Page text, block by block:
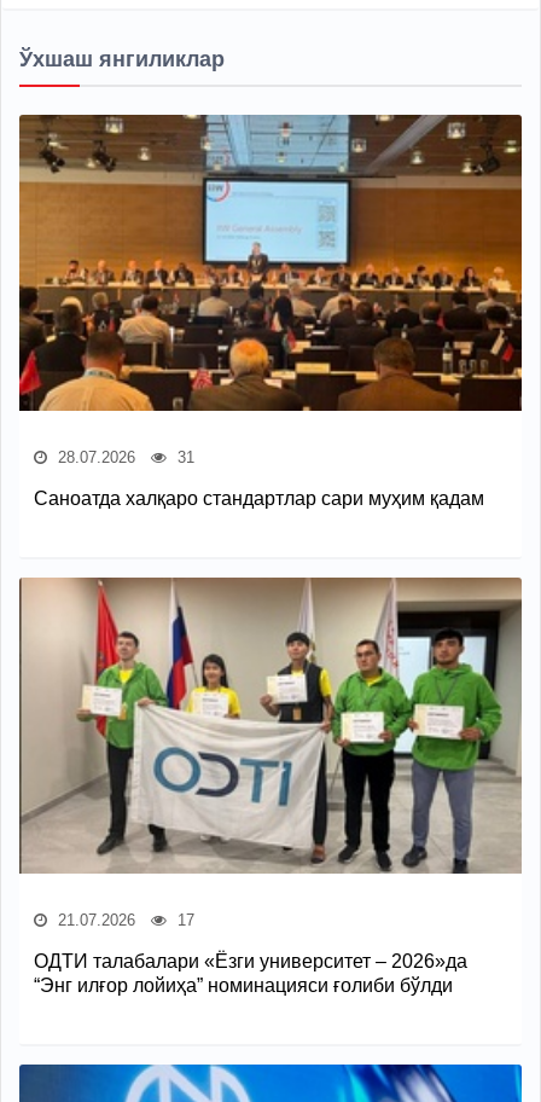
Ўхшаш янгиликлар
28.07.2026 31
Саноатда халқаро стандартлар сари муҳим қадам
21.07.2026 17
ОДТИ талабалари «Ёзги университет – 2026»да
“Энг илғор лойиҳа” номинацияси ғолиби бўлди